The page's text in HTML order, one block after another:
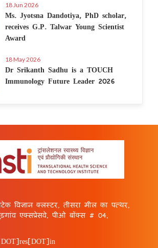
18 Jun 2026
Ms. Jyotsna Dandotiya, PhD scholar,
receives G.P. Talwar Young Scientist
Award
18 May 2026
Dr Srikanth Sadhu is a TOUCH
Immunology Future Leader 2026
विज्ञान क्लस्टर, तीसरा मील का पत्थर,
एक्सप्रेसवे, पीओ बॉक्स # 04,